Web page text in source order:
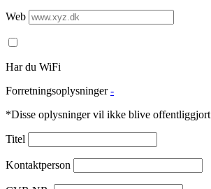
Web
Har du WiFi
Forretningsoplysninger -
*Disse oplysninger vil ikke blive offentliggjort
Titel
Kontaktperson